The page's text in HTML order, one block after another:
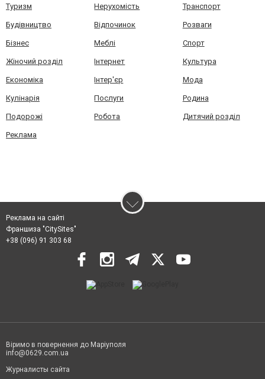
Туризм Нерухомість Транспорт
Будівництво Відпочинок Розваги
Бізнес Меблі Спорт
Жіночий розділ Інтернет Культура
Економіка Інтер'єр Мода
Кулінарія Послуги Родина
Подорожі Робота Дитячий розділ
Реклама
Реклама на сайті
Франшиза "CitySites"
+38 (096) 91 303 68
Віримо в повернення до Маріуполя
info@0629.com.ua
Журналисты сайта